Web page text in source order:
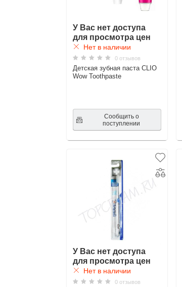
У Вас нет доступа
для просмотра цен
Нет в наличии
0 отзывов
Детская зубная паста CLIO
Wow Toothpaste
Сообщить о
поступлении
У Вас нет доступа
для просмотра цен
Нет в наличии
0 отзывов